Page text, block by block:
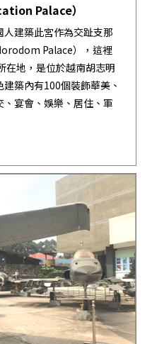
Palace）
建築此宮作為交趾支那
Palace），這裡
在地，是位於越南胡志明
築內有100個裝飾華美、
宴會、娛樂、居住、軍